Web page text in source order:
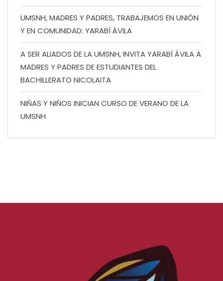
UMSNH, MADRES Y PADRES, TRABAJEMOS EN UNIÓN
Y EN COMUNIDAD: YARABÍ ÁVILA
A SER ALIADOS DE LA UMSNH, INVITA YARABÍ ÁVILA A
MADRES Y PADRES DE ESTUDIANTES DEL
BACHILLERATO NICOLAITA
NIÑAS Y NIÑOS INICIAN CURSO DE VERANO DE LA
UMSNH